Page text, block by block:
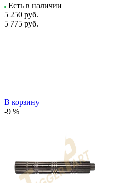
Есть в наличии
5 250 руб.
5 775 руб.
В корзину
-9 %